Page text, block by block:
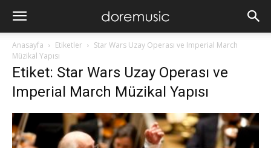
Anasayfa Etiketler
Star Wars Uzay Operası ve Imperial March
Müzikal Yapısı
Etiket: Star Wars Uzay Operası ve
Imperial March Müzikal Yapısı